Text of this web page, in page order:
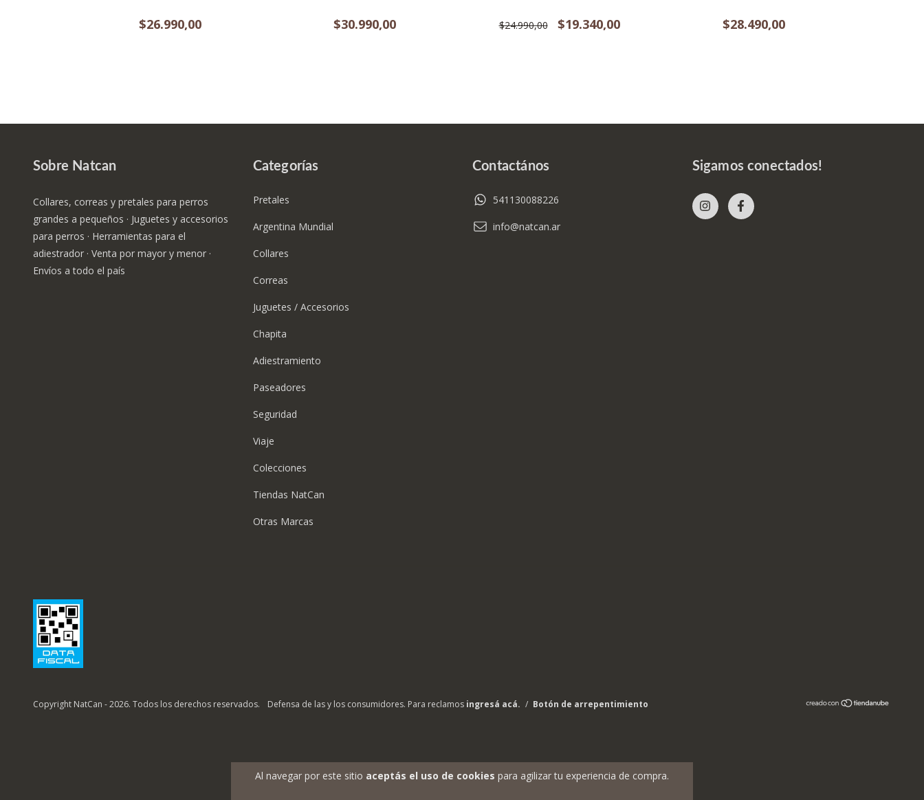
Al navegar por este sitio aceptás el uso de cookies para agilizar tu experiencia de compra.
$26.990,00 $30.990,00 $24.990,00 $19.340,00 $28.490,00
Sobre Natcan
Collares, correas y pretales para perros
grandes a pequeños · Juguetes y accesorios
para perros · Herramientas para el
adiestrador · Venta por mayor y menor ·
Envíos a todo el país
Categorías
Pretales
Argentina Mundial
Collares
Correas
Juguetes / Accesorios
Chapita
Adiestramiento
Paseadores
Seguridad
Viaje
Colecciones
Tiendas NatCan
Otras Marcas
Contactános
541130088226
info@natcan.ar
Sigamos conectados!
Copyright NatCan - 2026. Todos los derechos reservados. Defensa de las y los consumidores. Para reclamos ingresá acá. / Botón de arrepentimiento